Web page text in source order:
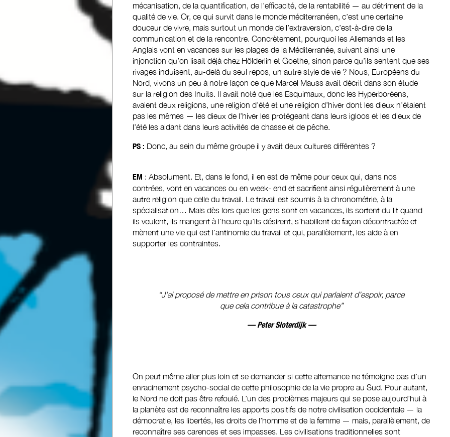
mécanisation, de la quantification, de l’efficacité, de la rentabilité — au détriment de la
qualité de vie. Or, ce qui survit dans le monde méditerranéen, c’est une certaine
douceur de vivre, mais surtout un monde de l’extraversion, c’est-à-dire de la
communication et de la rencontre. Concrètement, pourquoi les Allemands et les
Anglais vont en vacances sur les plages de la Méditerranée, suivant ainsi une
injonction qu’on lisait déjà chez Hölderlin et Goethe, sinon parce qu’ils sentent que ses
rivages induisent, au-delà du seul repos, un autre style de vie ? Nous, Européens du
Nord, vivons un peu à notre façon ce que Marcel Mauss avait décrit dans son étude
sur la religion des Inuits. Il avait noté que les Esquimaux, donc les Hyperboréens,
avaient deux religions, une religion d’été et une religion d’hiver dont les dieux n’étaient
pas les mêmes — les dieux de l’hiver les protégeant dans leurs igloos et les dieux de
l’été les aidant dans leurs activités de chasse et de pêche.
PS : Donc, au sein du même groupe il y avait deux cultures différentes ?
EM : Absolument. Et, dans le fond, il en est de même pour ceux qui, dans nos
contrées, vont en vacances ou en week- end et sacrifient ainsi régulièrement à une
autre religion que celle du travail. Le travail est soumis à la chronométrie, à la
spécialisation… Mais dès lors que les gens sont en vacances, ils sortent du lit quand
ils veulent, ils mangent à l’heure qu’ils désirent, s’habillent de façon décontractée et
mènent une vie qui est l’antinomie du travail et qui, parallèlement, les aide à en
supporter les contraintes.
“J’ai proposé de mettre en prison tous ceux qui parlaient d’espoir, parce
que cela contribue à la catastrophe”
— Peter Sloterdijk —
On peut même aller plus loin et se demander si cette alternance ne témoigne pas d’un
enracinement psycho-social de cette philosophie de la vie propre au Sud. Pour autant,
le Nord ne doit pas être refoulé. L’un des problèmes majeurs qui se pose aujourd’hui à
la planète est de reconnaître les apports positifs de notre civilisation occidentale — la
démocratie, les libertés, les droits de l’homme et de la femme — mais, parallèlement, de
reconnaître ses carences et ses impasses. Les civilisations traditionnelles sont